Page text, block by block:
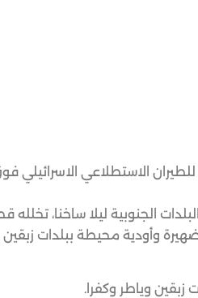
الاستطلاعي الاسرائيلي
الجنوبية ليلا ساخنا،
وأودية محيطة ببلدات
وياطر وكفرا.